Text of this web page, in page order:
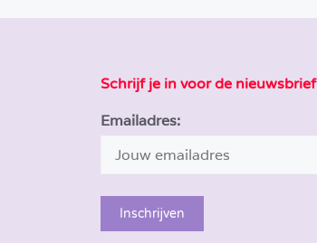
Schrijf je in voor de nieuwsbrief
Emailadres: